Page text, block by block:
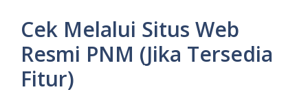
Cek Melalui Situs Web
Resmi PNM (Jika Tersedia
Fitur)